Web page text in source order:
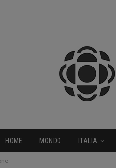
HOME MONDO ITALIA